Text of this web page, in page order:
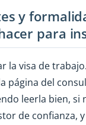
y
para
la visa de
página del
leerla bien, si
de confianza,